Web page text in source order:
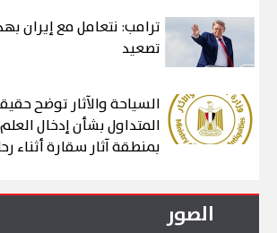
ترامب: نتعامل مع إيران
تصعيد
السياحة والآثار توضح
المتداول بشأن إدخال
بمنطقة آثار سقارة أثناء
الصور